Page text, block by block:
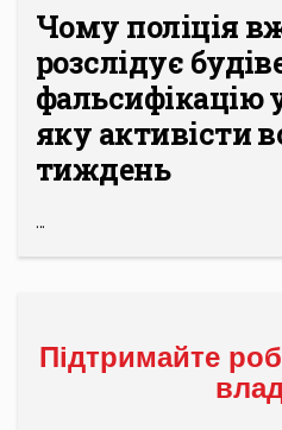
Чому поліція
розслідує
фальсифікацію
яку активісти
тиждень
...
Підтримайте